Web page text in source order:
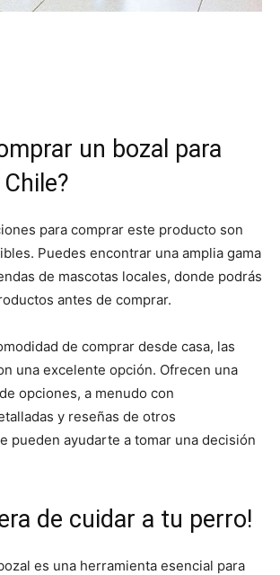
un bozal para
para comprar este producto son
Puedes encontrar una amplia gama
de mascotas locales, donde podrás
antes de comprar.
de comprar desde casa, las
una excelente opción. Ofrecen una
opciones, a menudo con
y reseñas de otros
pueden ayudarte a tomar una decisión
de cuidar a tu perro!
es una herramienta esencial para